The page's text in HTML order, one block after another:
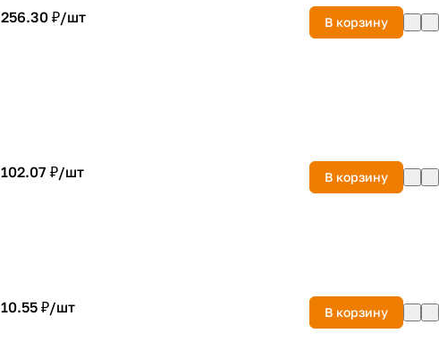
256.30 ₽/шт В корзину
102.07 ₽/шт В корзину
10.55 ₽/шт В корзину